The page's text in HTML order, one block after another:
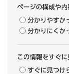
ページの構成や
分かりやすか
分かりにくか
この情報をすぐ
すぐに見つけ